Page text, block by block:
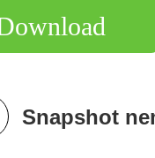
Snapshot